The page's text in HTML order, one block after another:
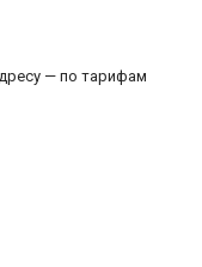
— по тарифам